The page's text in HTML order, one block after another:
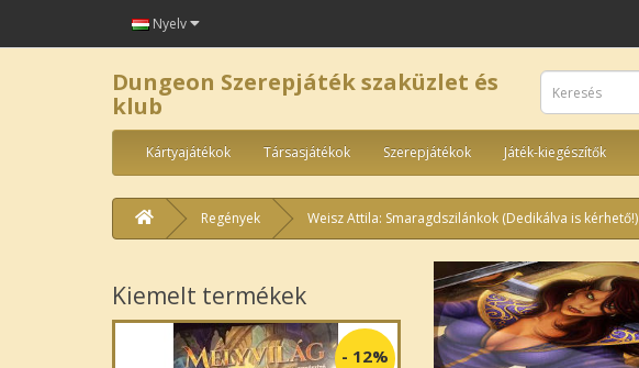
Nyelv
Dungeon Szerepjáték szaküzlet és
klub
Kártyajátékok Társasjátékok Szerepjátékok Játék-kiegészítők
Regények Weisz Attila: Smaragdszilánkok (Dedikálva is kérhető!)
Kiemelt termékek
- 12%